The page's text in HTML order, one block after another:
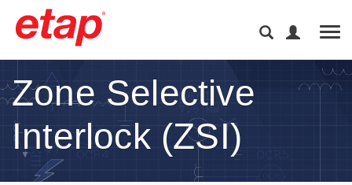
Zone Selective
Interlock (ZSI)